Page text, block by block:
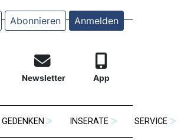
Abonnieren Anmelden
Newsletter App
GEDENKEN INSERATE SERVICE